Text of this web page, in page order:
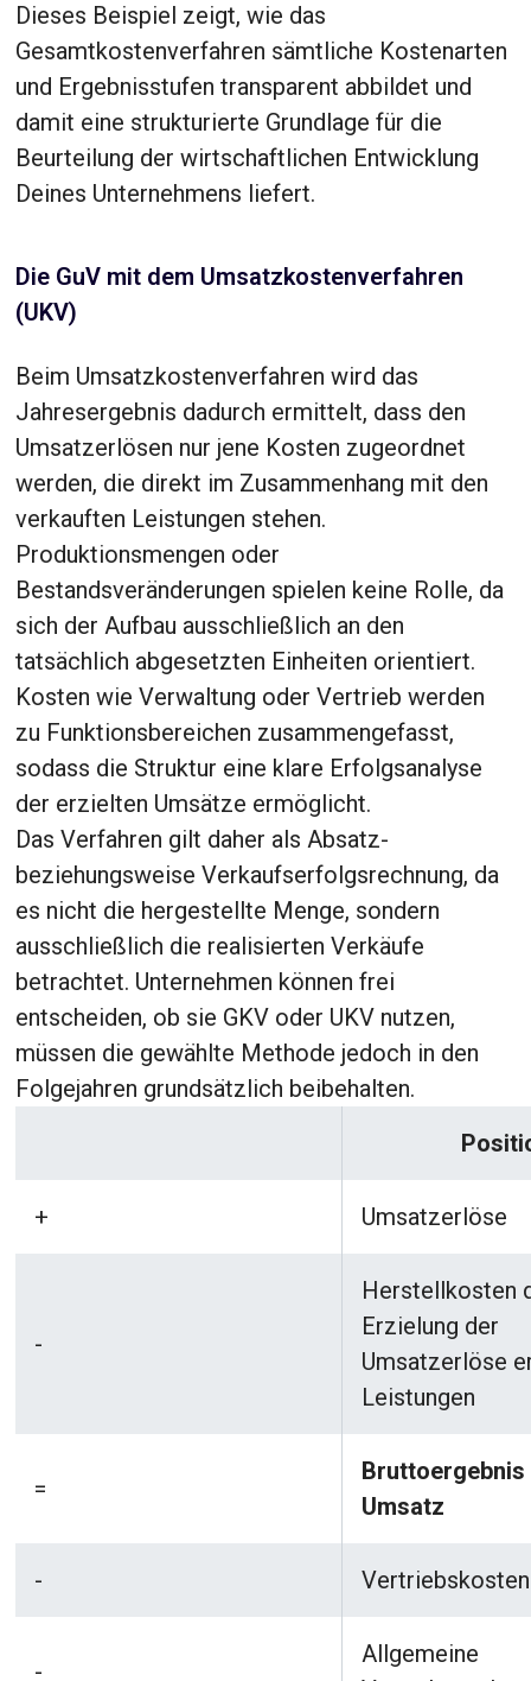
Dieses Beispiel zeigt, wie das
Gesamtkostenverfahren sämtliche Kostenarten
und Ergebnisstufen transparent abbildet und
damit eine strukturierte Grundlage für die
Beurteilung der wirtschaftlichen Entwicklung
Deines Unternehmens liefert.
Die GuV mit dem Umsatzkostenverfahren
(UKV)
Beim Umsatzkostenverfahren wird das
Jahresergebnis dadurch ermittelt, dass den
Umsatzerlösen nur jene Kosten zugeordnet
werden, die direkt im Zusammenhang mit den
verkauften Leistungen stehen.
Produktionsmengen oder
Bestandsveränderungen spielen keine Rolle, da
sich der Aufbau ausschließlich an den
tatsächlich abgesetzten Einheiten orientiert.
Kosten wie Verwaltung oder Vertrieb werden
zu Funktionsbereichen zusammengefasst,
sodass die Struktur eine klare Erfolgsanalyse
der erzielten Umsätze ermöglicht.
Das Verfahren gilt daher als Absatz-
beziehungsweise Verkaufserfolgsrechnung, da
es nicht die hergestellte Menge, sondern
ausschließlich die realisierten Verkäufe
betrachtet. Unternehmen können frei
entscheiden, ob sie GKV oder UKV nutzen,
müssen die gewählte Methode jedoch in den
Folgejahren grundsätzlich beibehalten.
+ Umsatzerlöse
-
Herstellkosten
Erzielung der
Umsatzerlöse
Leistungen
=
Bruttoergebnis
Umsatz
- Vertriebskosten
-
Allgemeine